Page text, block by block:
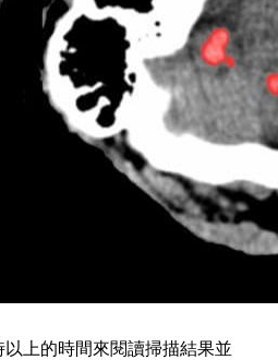
擔。Kuo 與其合作對象希望藉
，對 PatchFCN 這套人工智
準確率來辨識腦出血情況。
常耗時的步驟，目前放射科醫
上的時間來閱讀掃描結果並